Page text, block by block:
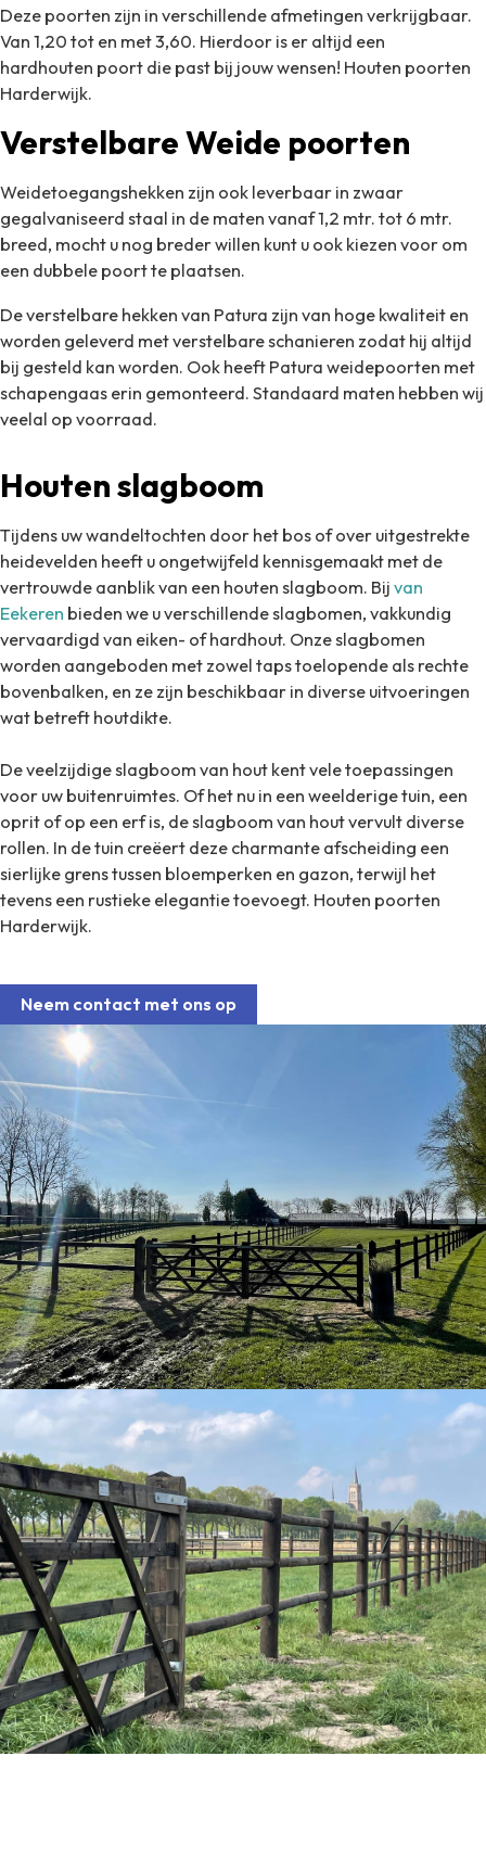
Deze poorten zijn in verschillende afmetingen verkrijgbaar.
Van 1,20 tot en met 3,60. Hierdoor is er altijd een
hardhouten poort die past bij jouw wensen! Houten poorten
Harderwijk.
Verstelbare Weide poorten
Weidetoegangshekken zijn ook leverbaar in zwaar
gegalvaniseerd staal in de maten vanaf 1,2 mtr. tot 6 mtr.
breed, mocht u nog breder willen kunt u ook kiezen voor om
een dubbele poort te plaatsen.
De verstelbare hekken van Patura zijn van hoge kwaliteit en
worden geleverd met verstelbareschanieren zodat hij altijd
bij gesteld kan worden. Ook heeft Patura weidepoorten met
schapengaas erin gemonteerd. Standaard maten hebben wij
veelal op voorraad.
Houten slagboom
Tijdens uw wandeltochten door het bos of over uitgestrekte
heidevelden heeft u ongetwijfeld kennisgemaakt met de
vertrouwde aanblik van een houten slagboom. Bij van
Eekeren bieden we u verschillende slagbomen, vakkundig
vervaardigd van eiken- of hardhout. Onze slagbomen
worden aangeboden met zowel taps toelopende als rechte
bovenbalken, en ze zijn beschikbaar in diverse uitvoeringen
wat betreft houtdikte.
De veelzijdige slagboom van hout kent vele toepassingen
voor uw buitenruimtes. Of het nu in een weelderige tuin, een
oprit of op een erf is, de slagboom van hout vervult diverse
rollen. In de tuin creëert deze charmante afscheiding een
sierlijke grens tussen bloemperken en gazon, terwijl het
tevens een rustieke elegantie toevoegt. Houten poorten
Harderwijk.
Neem contact met ons op